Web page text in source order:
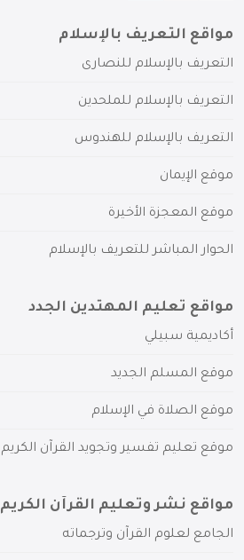
مواقع التعريف بالإسلام
التعريف بالإسلام للنصارى
التعريف بالإسلام للملحدين
التعريف بالإسلام للهندوس
موقع الإيمان
موقع المعجزة الأخيرة
الحوار المباشر للتعريف بالإسلام
مواقع تعليم المهتدين الجدد
أكاديمية سبيلي
موقع المسلم الجديد
موقع الصلاة في الإسلام
موقع تعليم تفسير وتجويد القرآن الكريم
مواقع نشر وتعليم القرآن الكريم
الجامع لعلوم القرآن وترجماته